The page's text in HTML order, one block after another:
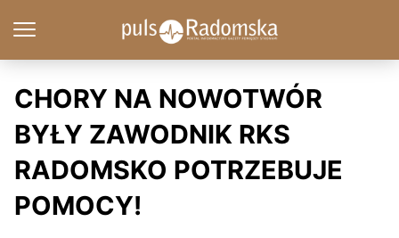
CHORY NA NOWOTWÓR
BYŁY ZAWODNIK RKS
RADOMSKO POTRZEBUJE
POMOCY!